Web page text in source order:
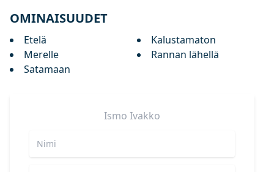
OMINAISUUDET
Etelä
Kalustamaton
Merelle
Rannan lähellä
Satamaan
Ismo Ivakko